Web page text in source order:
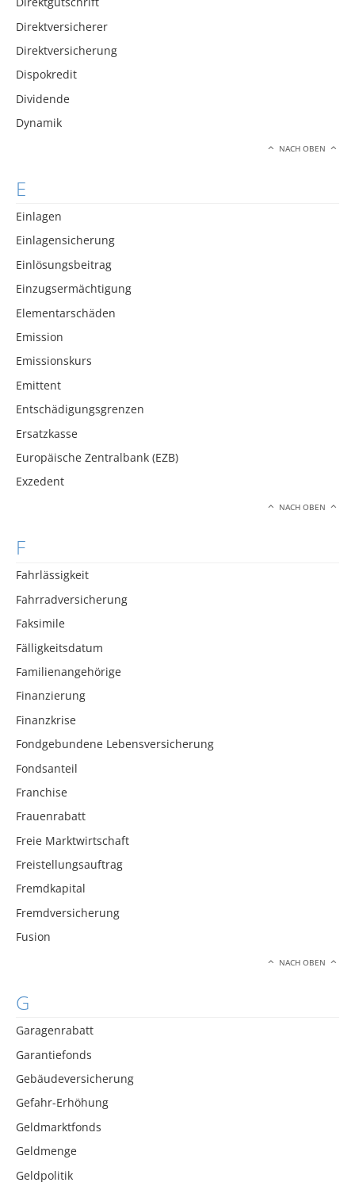
Direktversicherer
Direktversicherung
Dispokredit
Dividende
Dynamik
NACH OBEN
E
Einlagen
Einlagensicherung
Einlösungsbeitrag
Einzugsermächtigung
Elementarschäden
Emission
Emissionskurs
Emittent
Entschädigungsgrenzen
Ersatzkasse
Europäische Zentralbank (EZB)
Exzedent
NACH OBEN
F
Fahrlässigkeit
Fahrradversicherung
Faksimile
Fälligkeitsdatum
Familienangehörige
Finanzierung
Finanzkrise
Fondgebundene Lebensversicherung
Fondsanteil
Franchise
Frauenrabatt
Freie Marktwirtschaft
Freistellungsauftrag
Fremdkapital
Fremdversicherung
Fusion
NACH OBEN
G
Garagenrabatt
Garantiefonds
Gebäudeversicherung
Gefahr-Erhöhung
Geldmarktfonds
Geldmenge
Geldpolitik